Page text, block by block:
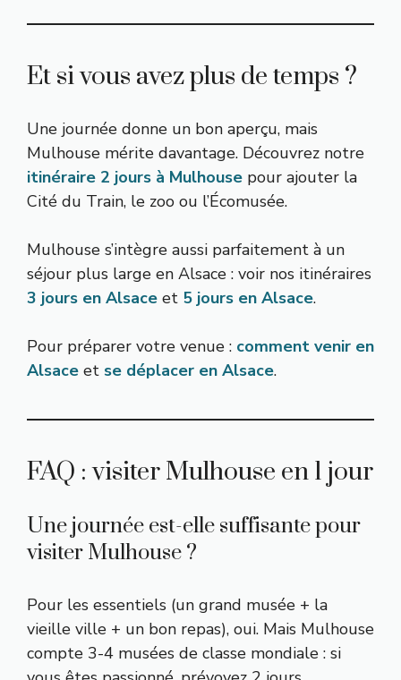
Et si vous avez plus de temps ?
Une journée donne un bon aperçu, mais
Mulhouse mérite davantage. Découvrez notre
itinéraire 2 jours à Mulhouse pour ajouter la
Cité du Train, le zoo ou l’Écomusée.
Mulhouse s’intègre aussi parfaitement à un
séjour plus large en Alsace : voir nos itinéraires
3 jours en Alsace et 5 jours en Alsace.
Pour préparer votre venue : comment venir en
Alsace et se déplacer en Alsace.
FAQ : visiter Mulhouse en 1 jour
Une journée est-elle suffisante pour
visiter Mulhouse ?
Pour les essentiels (un grand musée + la
vieille ville + un bon repas), oui. Mais Mulhouse
compte 3-4 musées de classe mondiale : si